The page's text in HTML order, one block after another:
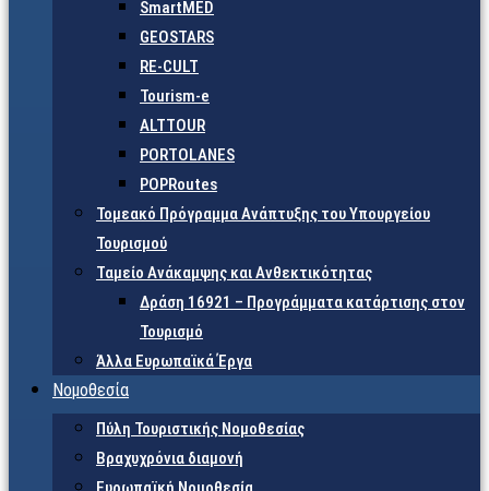
SmartMED
GEOSTARS
RE-CULT
Tourism-e
ALTTOUR
PORTOLANES
POPRoutes
Τομεακό Πρόγραμμα Ανάπτυξης του Υπουργείου
Τουρισμού
Ταμείο Ανάκαμψης και Ανθεκτικότητας
Δράση 16921 – Προγράμματα κατάρτισης στον
Τουρισμό
Άλλα Ευρωπαϊκά Έργα
Νομοθεσία
Πύλη Τουριστικής Νομοθεσίας
Βραχυχρόνια διαμονή